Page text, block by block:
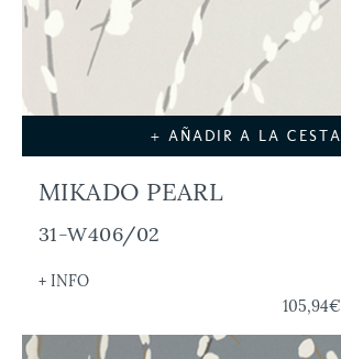
+ AÑADIR A LA CESTA
MIKADO PEARL
31-W406/02
+ INFO
105,94€